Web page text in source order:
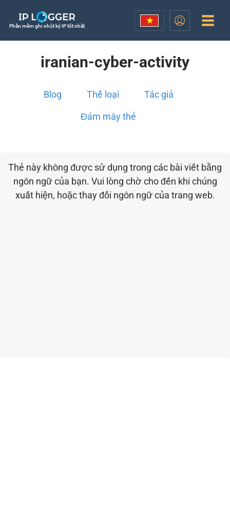
Phần mềm ghi nhật ký IP tốt nhất
iranian-cyber-activity
Blog Thể loại Tác giả
Đám mây thẻ